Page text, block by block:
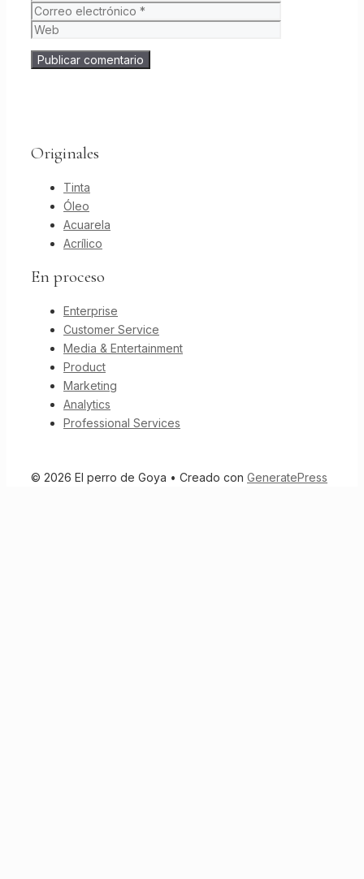
Originales
Tinta
Óleo
Acuarela
Acrílico
En proceso
Enterprise
Customer Service
Media & Entertainment
Product
Marketing
Analytics
Professional Services
© 2026 El perro de Goya • Creado con GeneratePress